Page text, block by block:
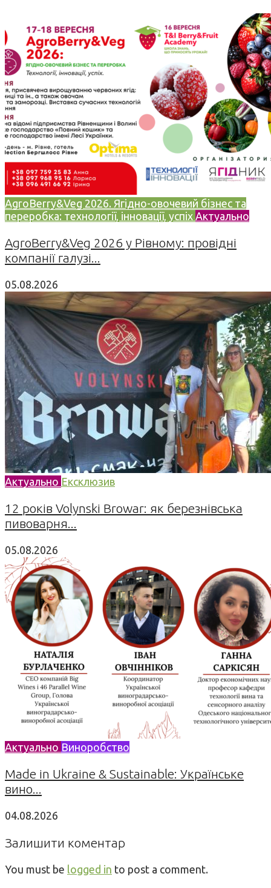
AgroBerry&Veg 2026. Ягідно-овочевий бізнес та
переробка: технології, інновації, успіх Актуально
AgroBerry&Veg 2026 у Рівному: провідні
компанії галузі...
05.08.2026
Актуально Ексклюзив
12 років Volynski Browar: як березнівська
пивоварня...
05.08.2026
Актуально Виноробство
Made in Ukraine & Sustainable: Українське
вино...
04.08.2026
Залишити коментар
You must be logged in to post a comment.